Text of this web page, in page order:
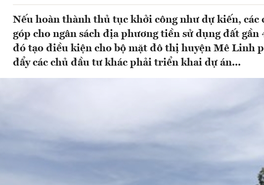
Nếu hoàn thành thủ tục khởi công như dự kiến, các
góp cho ngân sách địa phương tiền sử dụng đất
đó tạo điều kiện cho bộ mặt đô thị huyện Mê Linh
đẩy các chủ đầu tư khác phải triển khai dự án...